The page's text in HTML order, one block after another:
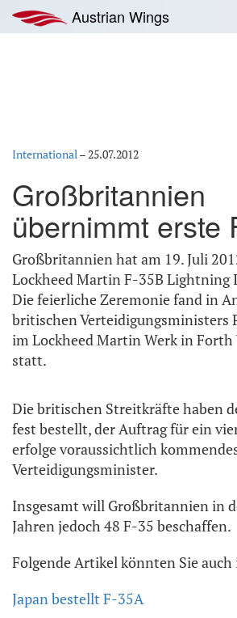
Inhalt
springen
Austrian Wings
International–25.07.2012
Großbritannien
übernimmt erste
Großbritannien hat am 19. Juli
Lockheed Martin F-35B Lightning
Die feierliche Zeremonie fand in
britischen Verteidigungsministers
im Lockheed Martin Werk in Forth
statt.
Die britischen Streitkräfte haben
fest bestellt, der Auftrag für ein
erfolge voraussichtlich
Verteidigungsminister.
Insgesamt will Großbritannien in
Jahren jedoch 48 F-35 beschaffen.
Folgende Artikel könnten Sie
Japan bestellt F-35A